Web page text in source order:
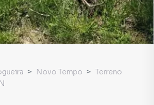
Novo Tempo
Terreno